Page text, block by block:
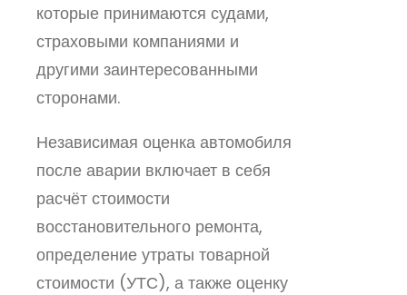
которые принимаются судами,
страховыми компаниями и
другими заинтересованными
сторонами.
Независимая оценка автомобиля
после аварии включает в себя
расчёт стоимости
восстановительного ремонта,
определение утраты товарной
стоимости (УТС), а также оценку